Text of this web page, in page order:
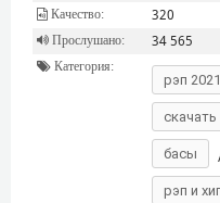
Качество: 320
Прослушано: 34 565
Категория:
рэп
басы
рэп и